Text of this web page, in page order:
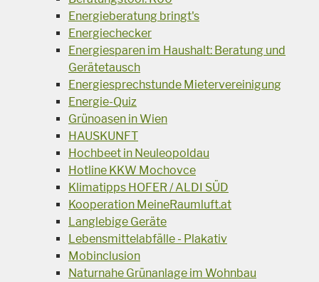
Energieberatung bringt's
Energiechecker
Energiesparen im Haushalt: Beratung und
Gerätetausch
Energiesprechstunde Mietervereinigung
Energie-Quiz
Grünoasen in Wien
HAUSKUNFT
Hochbeet in Neuleopoldau
Hotline KKW Mochovce
Klimatipps HOFER / ALDI SÜD
Kooperation MeineRaumluft.at
Langlebige Geräte
Lebensmittelabfälle - Plakativ
Mobinclusion
Naturnahe Grünanlage im Wohnbau